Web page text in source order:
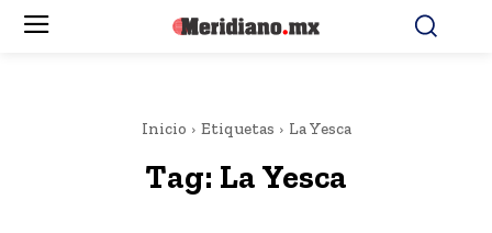
Inicio Etiquetas La Yesca
Tag: La Yesca